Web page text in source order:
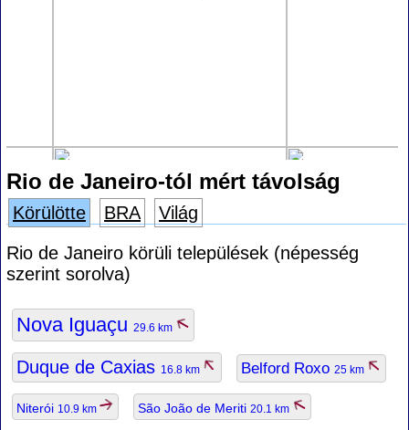
Rio de Janeiro-tól mért távolság
Körülötte BRA
Világ
Rio de Janeiro körüli települések (népesség
szerint sorolva)
Nova Iguaçu 29.6 km
Duque de Caxias 16.8 km Belford Roxo 25 km
Niterói 10.9 km São João de Meriti 20.1 km